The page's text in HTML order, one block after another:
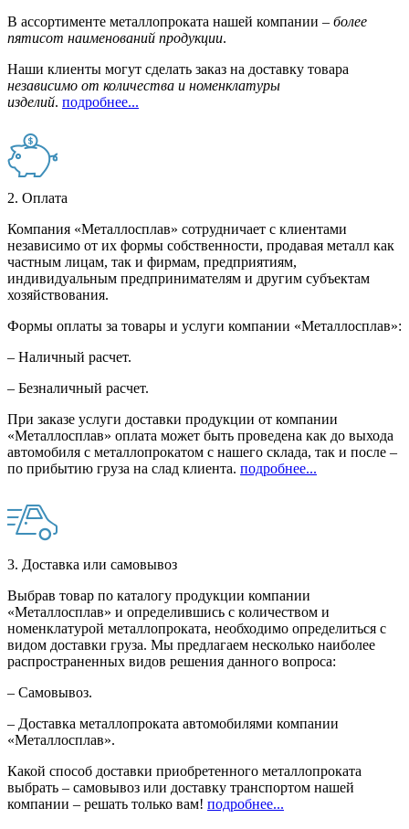
В ассортименте металлопроката нашей компании – более
пятисот наименований продукции.
Наши клиенты могут сделать заказ на доставку товара
независимо от количества и номенклатуры
изделий. подробнее...
2. Оплата
Компания «Металлосплав» сотрудничает с клиентами
независимо от их формы собственности, продавая металл как
частным лицам, так и фирмам, предприятиям,
индивидуальным предпринимателям и другим субъектам
хозяйствования.
Формы оплаты за товары и услуги компании «Металлосплав»:
– Наличный расчет.
– Безналичный расчет.
При заказе услуги доставки продукции от компании
«Металлосплав» оплата может быть проведена как до выхода
автомобиля с металлопрокатом с нашего склада, так и после –
по прибытию груза на слад клиента. подробнее...
3. Доставка или самовывоз
Выбрав товар по каталогу продукции компании
«Металлосплав» и определившись с количеством и
номенклатурой металлопроката, необходимо определиться с
видом доставки груза. Мы предлагаем несколько наиболее
распространенных видов решения данного вопроса:
– Самовывоз.
– Доставка металлопроката автомобилями компании
«Металлосплав».
Какой способ доставки приобретенного металлопроката
выбрать – самовывоз или доставку транспортом нашей
компании – решать только вам! подробнее...